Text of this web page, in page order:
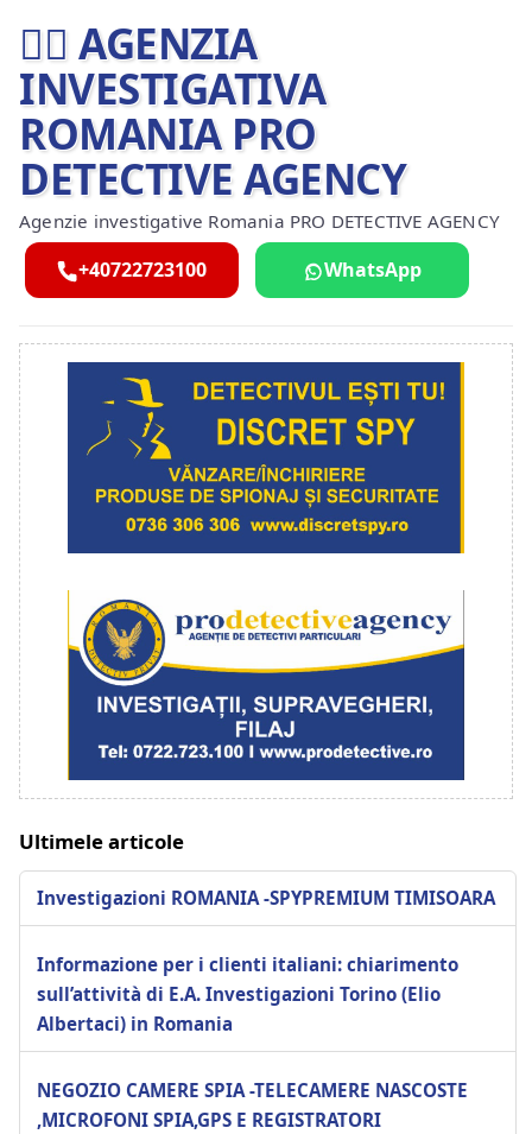
🕵️‍♂ AGENZIA
INVESTIGATIVA
ROMANIA PRO
DETECTIVE AGENCY
Agenzie investigative Romania PRO DETECTIVE AGENCY
+40722723100 WhatsApp
Ultimele articole
Investigazioni ROMANIA -SPYPREMIUM TIMISOARA
Informazione per i clienti italiani: chiarimento
sull’attività di E.A. Investigazioni Torino (Elio
Albertaci) in Romania
NEGOZIO CAMERE SPIA -TELECAMERE NASCOSTE
,MICROFONI SPIA,GPS E REGISTRATORI